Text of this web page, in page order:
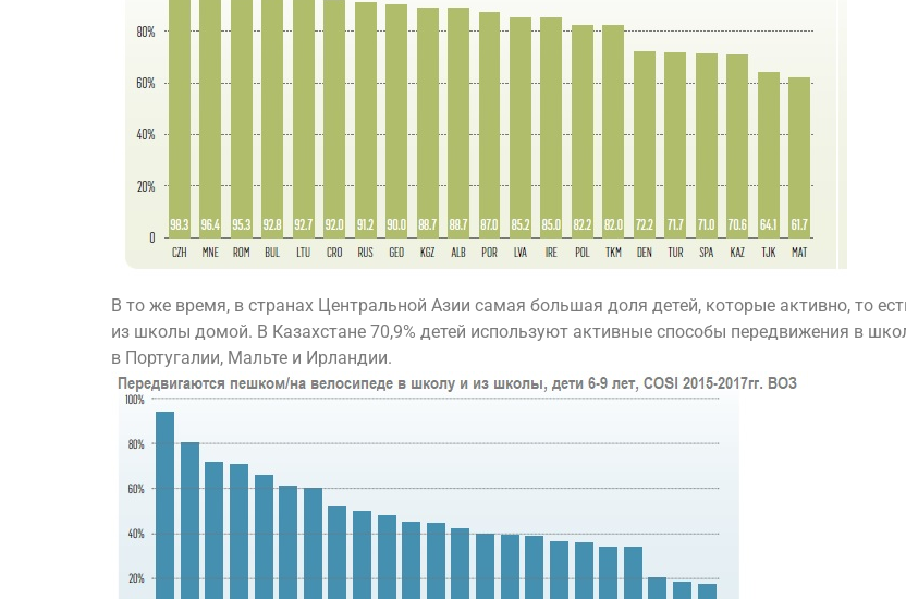
В то же время, в странах Центральной Азии самая большая доля детей, которые активно, то
из школы домой. В Казахстане 70,9% детей используют активные способы передвижения в
в Португалии, Мальте и Ирландии.